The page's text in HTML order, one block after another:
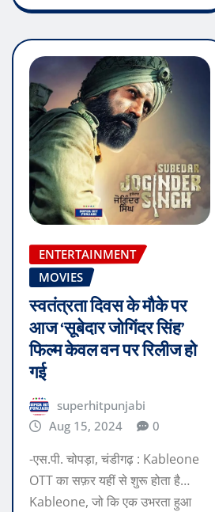
ENTERTAINMENT
MOVIES
स्वतंत्रता दिवस के मौके पर
आज ‘सूबेदार जोगिंदर सिंह’
फिल्म केवल वन पर रिलीज हो
गई
superhitpunjabi
Aug 15, 2024
0
-एस.पी. चोपड़ा, चंडीगढ़ : Kableone
OTT का सफ़र यहीं से शुरू होता है…
Kableone, जो कि एक उभरता हुआ